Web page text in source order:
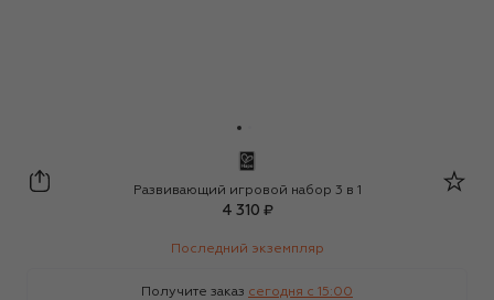
Hape
Развивающий игровой набор 3 в 1
4 310 ₽
Последний экземпляр
Получите заказ сегодня c 15:00